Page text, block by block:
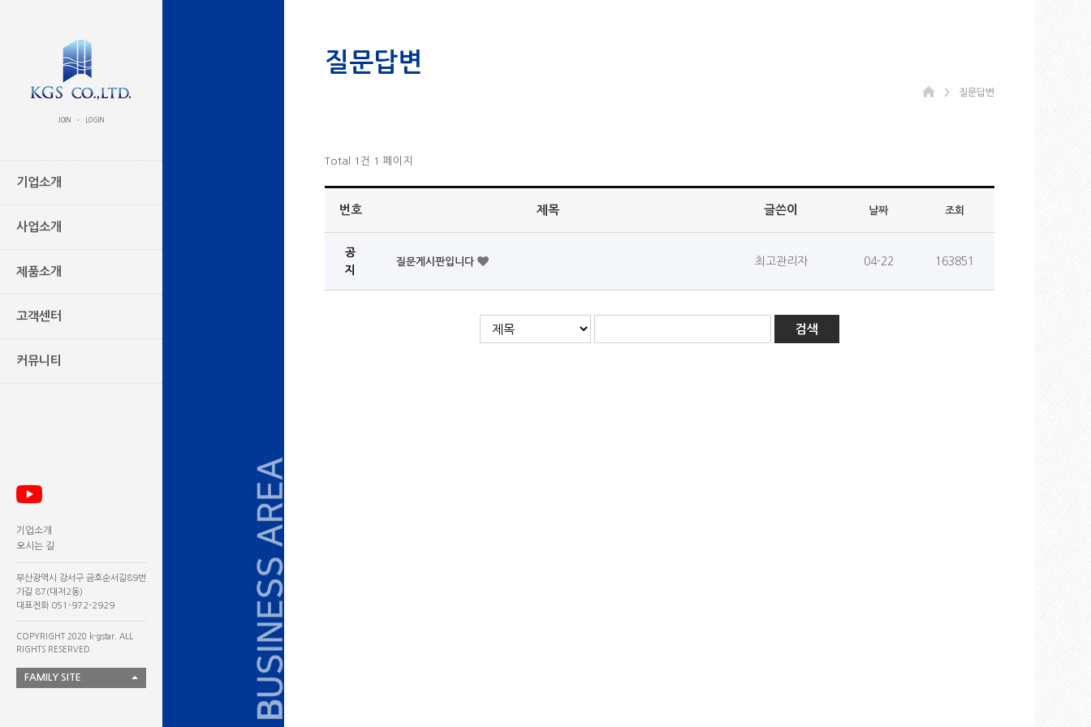
JOIN • LOGIN
기업소개
사업소개
제품소개
고객센터
커뮤니티
기업소개
오시는 길
부산광역시 강서구 금호순서길89번
가길 87(대저2동)
대표전화 051-972-2929
COPYRIGHT 2020 k-gstar. ALL
RIGHTS RESERVED.
FAMILY SITE
질문답변
＞ 질문답변
Total 1건 1 페이지
번호 제목 글쓴이 날짜 조회
공
지
질문게시판입니다 최고관리자 04-22 163851